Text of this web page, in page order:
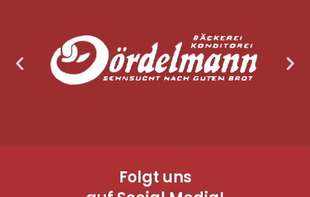
Folgt uns